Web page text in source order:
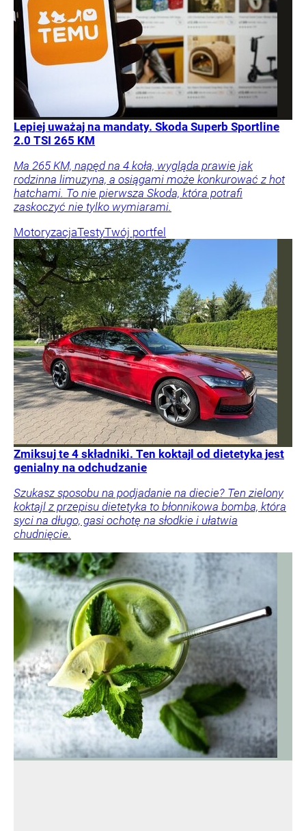
Lepiej uważaj na mandaty. Skoda Superb Sportline
2.0 TSI 265 KM
Ma 265 KM, napęd na 4 koła, wygląda prawie jak
rodzinna limuzyna, a osiągami może konkurować z hot
hatchami. To nie pierwsza Skoda, która potrafi
zaskoczyć nie tylko wymiarami.
MotoryzacjaTestyTwój portfel
Zmiksuj te 4 składniki. Ten koktajl od dietetyka jest
genialny na odchudzanie
Szukasz sposobu na podjadanie na diecie? Ten zielony
koktajl z przepisu dietetyka to błonnikowa bomba, która
syci na długo, gasi ochotę na słodkie i ułatwia
chudnięcie.